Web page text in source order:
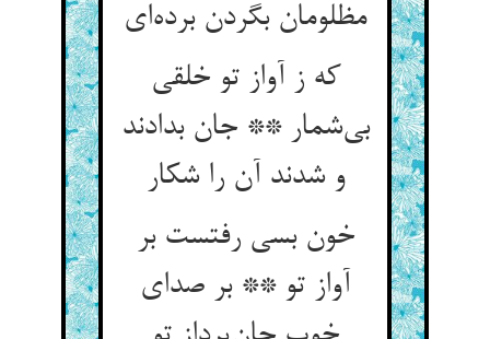
مظلومان بگردن برده‌ای
که ز آواز تو خلقی
بی‌شمار ** جان بدادند
و شدند آن را شکار
خون بسی رفتست بر
آواز تو ** بر صدای